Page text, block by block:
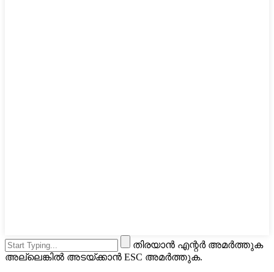
തിരയാൻ എന്റർ അമർത്തുക
അല്ലെങ്കിൽ അടയ്ക്കാൻ ESC അമർത്തുക.